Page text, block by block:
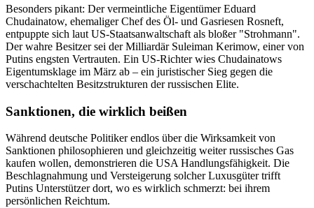
Besonders pikant: Der vermeintliche Eigentümer Eduard
Chudainatow, ehemaliger Chef des Öl- und Gasriesen Rosneft,
entpuppte sich laut US-Staatsanwaltschaft als bloßer "Strohmann".
Der wahre Besitzer sei der Milliardär Suleiman Kerimow, einer von
Putins engsten Vertrauten. Ein US-Richter wies Chudainatows
Eigentumsklage im März ab – ein juristischer Sieg gegen die
verschachtelten Besitzstrukturen der russischen Elite.
Sanktionen, die wirklich beißen
Während deutsche Politiker endlos über die Wirksamkeit von
Sanktionen philosophieren und gleichzeitig weiter russisches Gas
kaufen wollen, demonstrieren die USA Handlungsfähigkeit. Die
Beschlagnahmung und Versteigerung solcher Luxusgüter trifft
Putins Unterstützer dort, wo es wirklich schmerzt: bei ihrem
persönlichen Reichtum.